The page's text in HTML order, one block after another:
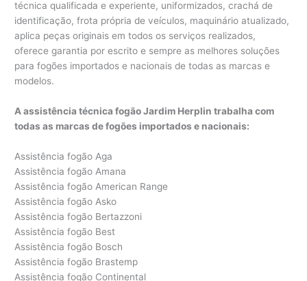
técnica qualificada e experiente, uniformizados, crachá de
identificação, frota própria de veículos, maquinário atualizado,
aplica peças originais em todos os serviços realizados,
oferece garantia por escrito e sempre as melhores soluções
para fogões importados e nacionais de todas as marcas e
modelos.
A assistência técnica fogão Jardim Herplin trabalha com
todas as marcas de fogões importados e nacionais:
Assistência fogão Aga
Assistência fogão Amana
Assistência fogão American Range
Assistência fogão Asko
Assistência fogão Bertazzoni
Assistência fogão Best
Assistência fogão Bosch
Assistência fogão Brastemp
Assistência fogão Continental